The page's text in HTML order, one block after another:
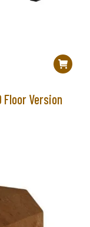
Version